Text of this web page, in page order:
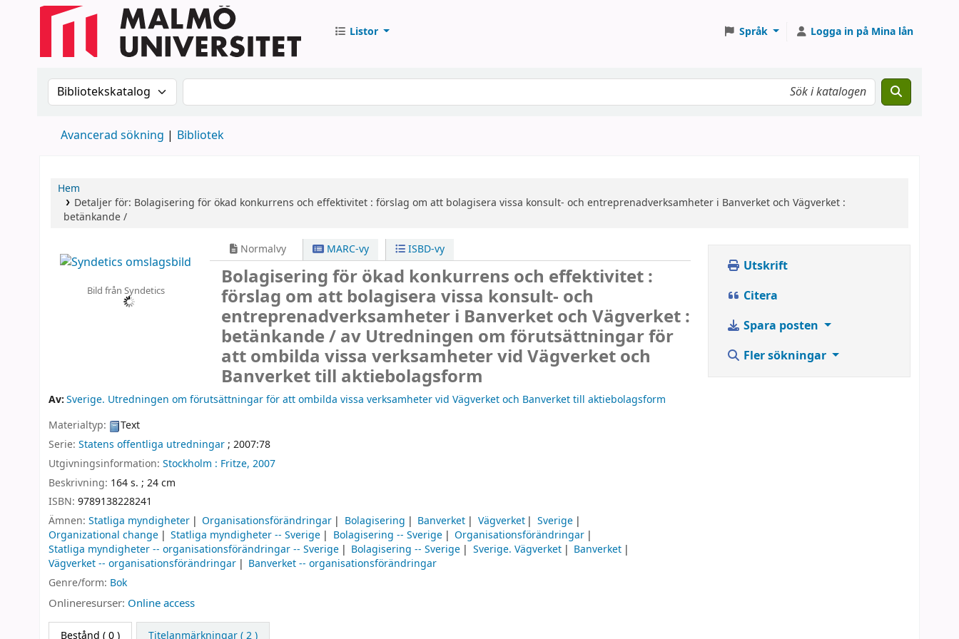
Listor Språk Logga in på Mina lån
Sök i katalogen efter:Sök i katalogen
Avancerad sökning Bibliotek
Hem
Detaljer för: Bolagisering för ökad konkurrens och effektivitet : förslag om att bolagisera vissa konsult- och entreprenadverksamheter i Banverket och Vägverket :
betänkande /
Bild från Syndetics
Normalvy MARC-vy ISBD-vy
Bolagisering för ökad konkurrens och effektivitet :
förslag om att bolagisera vissa konsult- och
entreprenadverksamheter i Banverket och Vägverket :
betänkande /av Utredningen om förutsättningar för
att ombilda vissa verksamheter vid Vägverket och
Banverket till aktiebolagsform
Av:Sverige. Utredningen om förutsättningar för att ombilda vissa verksamheter vid Vägverket och Banverket till aktiebolagsform
Materialtyp:
Text
Serie: Statens offentliga utredningar; 2007:78
Utgivningsinformation: Stockholm : Fritze, 2007
Beskrivning: 164 s. ; 24 cm
ISBN: 9789138228241
Ämnen: Statliga myndigheter Organisationsförändringar Bolagisering Banverket Vägverket
Sverige
Organizational change
Statliga myndigheter -- Sverige Bolagisering -- Sverige
Organisationsförändringar
Statliga myndigheter -- organisationsförändringar -- Sverige
Bolagisering -- Sverige Sverige. Vägverket
Banverket
Vägverket -- organisationsförändringar
Banverket -- organisationsförändringar
Genre/form: Bok
Onlineresurser: Online access
Utskrift
Citera
Spara posten
Fler sökningar